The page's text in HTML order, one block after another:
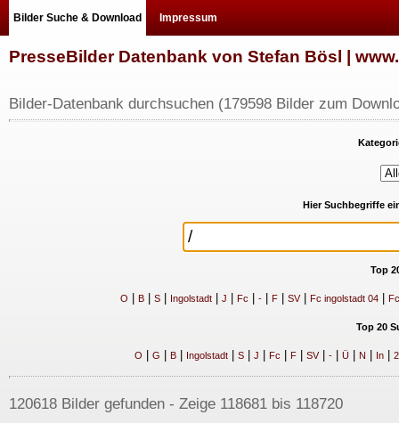
Bilder Suche & Download Impressum
PresseBilder Datenbank von Stefan Bösl |
Bilder-Datenbank durchsuchen (179598 Bilder zum
Hier Suchbegriffe
Top
O B| S| Ingolstadt| J Fc -| F| SV| Fc ingolstadt 04|
Top 20
O G B| Ingolstadt| S| J Fc F| SV| -| Ü| N In| 2
120618 Bilder gefunden - Zeige 118681 bis 118720